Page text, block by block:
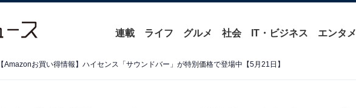
連載 ライフ グルメ 社会 IT・ビジネス エンタメ
【Amazonお買い得情報】ハイセンス「サウンドバー」が特別価格で登場中【5月21日】